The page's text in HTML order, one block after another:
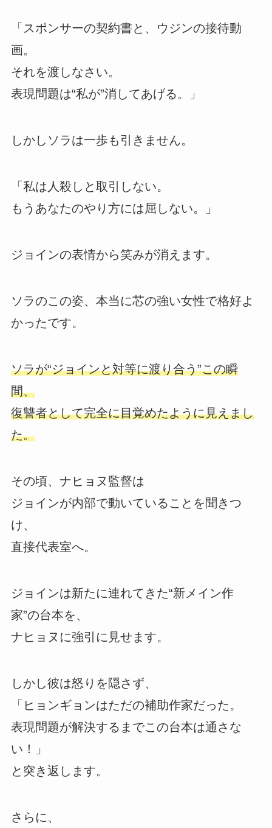
「スポンサーの契約書と、ウジンの接待動
画。
それを渡しなさい。
表現問題は“私が”消してあげる。」
しかしソラは一歩も引きません。
「私は人殺しと取引しない。
もうあなたのやり方には屈しない。」
ジョインの表情から笑みが消えます。
ソラのこの姿、本当に芯の強い女性で格好よ
かったです。
ソラが“ジョインと対等に渡り合う”この瞬
間、
復讐者として完全に目覚めたように見えまし
た。
その頃、ナヒョヌ監督は
ジョインが内部で動いていることを聞きつ
け、
直接代表室へ。
ジョインは新たに連れてきた“新メイン作
家”の台本を、
ナヒョヌに強引に見せます。
しかし彼は怒りを隠さず、
「ヒョンギョンはただの補助作家だった。
表現問題が解決するまでこの台本は通さな
い！」
と突き返します。
さらに、